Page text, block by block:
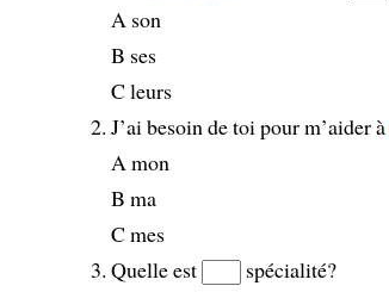
A son
B ses
C leurs
J’ai besoin de toi pour m’aider à
A mon
B ma
C mes
Quelle est
spécialité?